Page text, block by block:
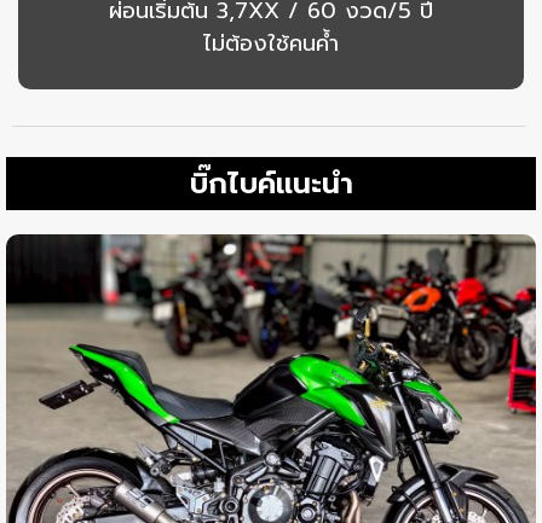
ผ่อนเริ่มต้น 3,7XX / 60 งวด/5 ปี
ไม่ต้องใช้คนค้ำ
บิ๊กไบค์แนะนำ